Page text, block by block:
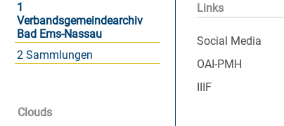
1
Verbandsgemeindearchiv
Bad Ems-Nassau
2 Sammlungen
Clouds
Links
Social Media
OAI-PMH
IIIF